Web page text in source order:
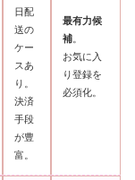
日配
送の
ケー
スあ
り。
決済
手段
が豊
富。
最有力候
補
お気に入
り登録を
必須化。